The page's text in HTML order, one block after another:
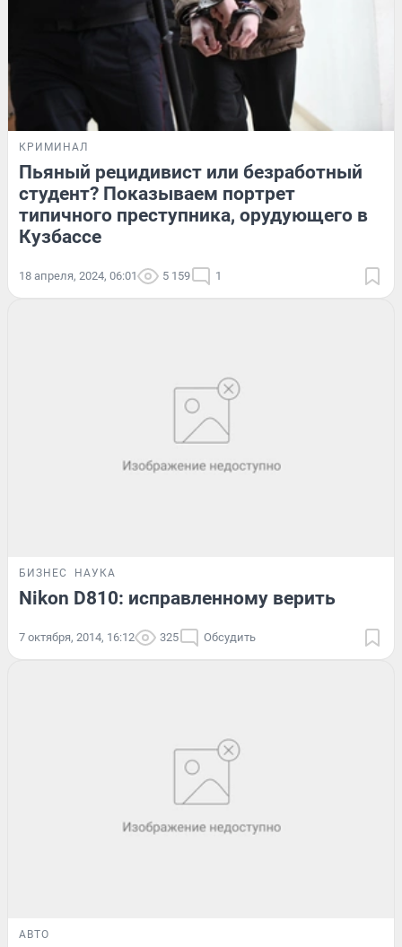
КРИМИНАЛ
Пьяный рецидивист или безработный
студент? Показываем портрет
типичного преступника, орудующего в
Кузбассе
18 апреля, 2024, 06:01 5 159 1
БИЗНЕС НАУКА
Nikon D810: исправленному верить
7 октября, 2014, 16:12 325 Обсудить
АВТО